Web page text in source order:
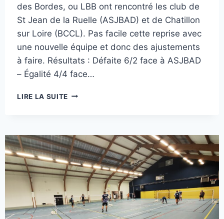
des Bordes, ou LBB ont rencontré les club de
St Jean de la Ruelle (ASJBAD) et de Chatillon
sur Loire (BCCL). Pas facile cette reprise avec
une nouvelle équipe et donc des ajustements
à faire. Résultats : Défaite 6/2 face à ASJBAD
– Égalité 4/4 face…
LIRE LA SUITE IC-